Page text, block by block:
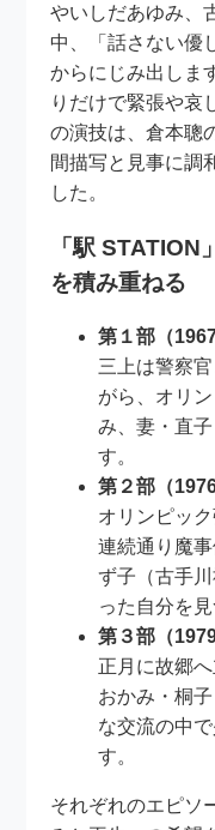
やいしだあゆみ、
中、「話さない優
からにじみ出しま
りだけで緊張や哀
の演技は、倉本聰
間描写と見事に調
した。
「駅
を積み重ねる
第１部（1967
三上は警察
がら、オリ
み、妻・直
す。
第２部（1976
オリンピッ
連続通り魔
ず子（古手
った自分を
第３部（1979
正月に故郷
おかみ・桐
な交流の中
す。
それぞれのエピソ